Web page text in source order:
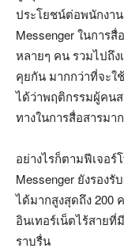
ประโยชน์ต่อพนักงา
Messenger ในการ
หลายๆ คน รวมไปถึ
คุยกัน มากกว่าที่จะใ
ได้ว่าพฤติกรรมผู้คน
ทางในการสื่อสารมา
อย่างไรก็ตามฟีเจอ
Messenger ยังรอง
ได้มากสูงสุดถึง 200
อินเทอร์เน็ตไร้สายที่
ราบรื่น